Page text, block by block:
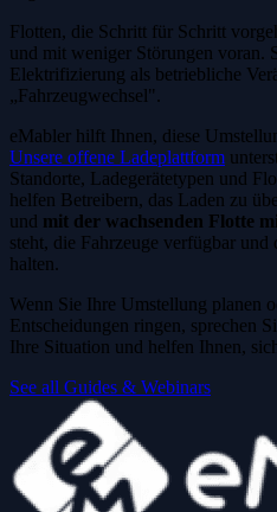
Flotten, die Schritt für Schritt
und mit weniger Störungen voran.
Elektrifizierung als betriebliche
„Fahrzeugwechsel".
eMabler hilft Ihnen, diese
Unsere offene Ladeplattform
Standorte, Ladegerätetypen und
helfen Betreibern, das Laden zu
und mit der wachsenden Flotte
steht, die Fahrzeuge verfügbar
halten.
Wenn Sie Ihre Umstellung planen
Entscheidungen ringen, sprechen
Ihre Situation und helfen Ihnen,
See all Guides & Webinars